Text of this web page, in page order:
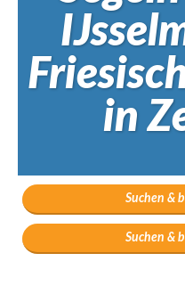
in
Suchen &
Suchen &